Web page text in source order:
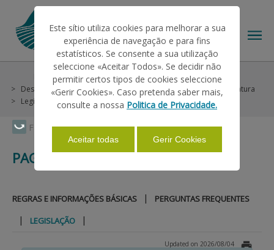
Faça Swipe para ver o menu
HELP/SUPPORT
INFORMATIONS
Help/Support
Helps on Unique Request
Desenvolvimento Rural
Continente
Pagamento Rede Natura
Legislação
PAGAMENTO REDE NATURA
REGRAS E INFORMAÇÕES BÁSICAS | PERGUNTAS FREQUENTES
| LEGISLAÇÃO |
Updated on 2026/08/04
Este sítio utiliza cookies para melhorar a sua
experiência de navegação e para fins
estatísticos. Se consente a sua utilização
seleccione «Aceitar Todos». Se decidir não
permitir certos tipos de cookies seleccione
«Gerir Cookies». Caso pretenda saber mais,
consulte a nossa Politica de Privacidade.
Aceitar todas Gerir Cookies